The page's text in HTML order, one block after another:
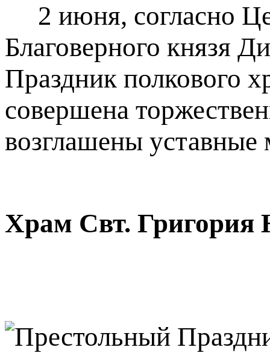
2 июня, согласно
Благоверного князя
Праздник полкового
совершена
возглашены уставные
Храм Свт. Григория